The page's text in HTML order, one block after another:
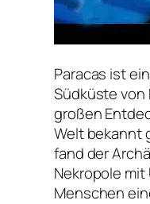
Paracas ist
Südküste von
großen
Welt bekannt
fand der
Nekropole
Menschen